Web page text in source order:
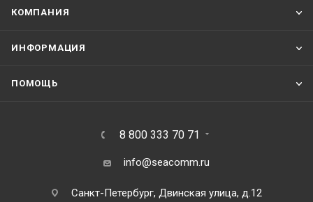
КОМПАНИЯ
ИНФОРМАЦИЯ
ПОМОЩЬ
8 800 333 70 71
info@seacomm.ru
Санкт-Петербург, Двинская улица, д.12